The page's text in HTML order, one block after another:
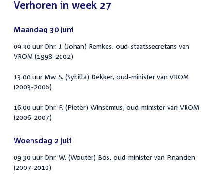
Verhoren in week 27
Maandag 30 juni
09.30 uur Dhr. J. (Johan) Remkes, oud-staatssecretaris van
VROM (1998-2002)
13.00 uur Mw. S. (Sybilla) Dekker, oud-minister van VROM
(2003-2006)
16.00 uur Dhr. P. (Pieter) Winsemius, oud-minister van VROM
(2006-2007)
Woensdag 2 juli
09.30 uur Dhr. W. (Wouter) Bos, oud-minister van Financiën
(2007-2010)